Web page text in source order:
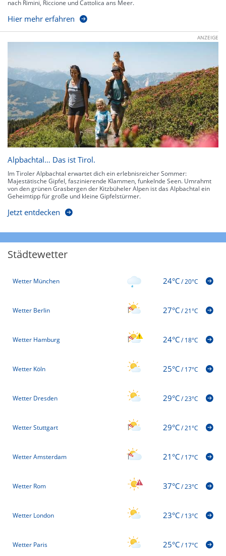
nach Rimini, Riccione und Cattolica ans Meer.
Hier mehr erfahren
ANZEIGE
Alpbachtal… Das ist Tirol.
Im Tiroler Alpbachtal erwartet dich ein erlebnisreicher Sommer:
Majestätische Gipfel, faszinierende Klammen, funkelnde Seen. Umrahmt
von den grünen Grasbergen der Kitzbüheler Alpen ist das Alpbachtal ein
Geheimtipp für große und kleine Gipfelstürmer.
Jetzt entdecken
Städtewetter
Wetter München 24°C/20°C
Wetter Berlin 27°C/21°C
Wetter Hamburg 24°C/18°C
Wetter Köln 25°C/17°C
Wetter Dresden 29°C/23°C
Wetter Stuttgart 29°C/21°C
Wetter Amsterdam 21°C/17°C
Wetter Rom 37°C/23°C
Wetter London 23°C/13°C
Wetter Paris 25°C/17°C